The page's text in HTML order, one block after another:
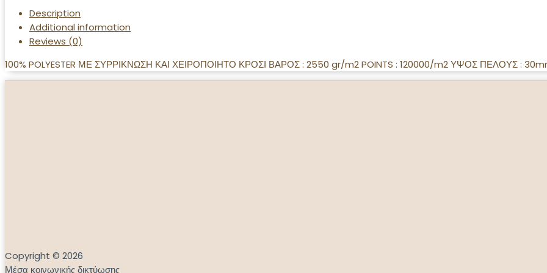
Description
Additional information
Reviews (0)
100% POLYESTER ΜΕ ΣΥΡΡΙΚΝΩΣΗ ΚΑΙ ΧΕΙΡΟΠΟΙΗΤΟ ΚΡΟΣΙ ΒΑΡΟΣ : 2550 gr/m2 POINTS : 120000/m2 ΥΨΟΣ ΠΕΛΟΥΣ :
Copyright © 2026
Μέσα κοινωνικής δικτύωσης